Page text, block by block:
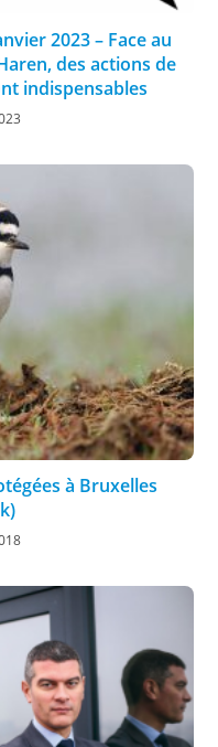
2023 – Face au
des actions de
indispensables
à Bruxelles